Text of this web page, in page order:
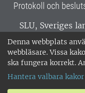
Denna webbplats
webbläsare. Vissa
ska fungera korrekt.
Hantera valbara kakor
Protokoll och
SLU, Sveriges
verksamhet
Alnarp,
miljöcertifierat
018-67 10 00 •